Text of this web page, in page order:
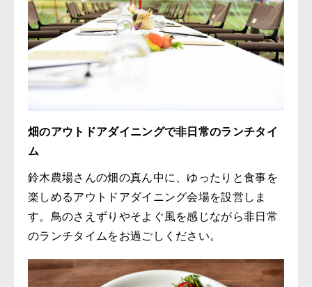
畑のアウトドアダイニングで非日常のランチタイ
ム
鈴木農場さんの畑の真ん中に、ゆったりと食事を
楽しめるアウトドアダイニング会場を設営しま
す。鳥のさえずりやそよぐ風を感じながら非日常
のランチタイムをお過ごしください。